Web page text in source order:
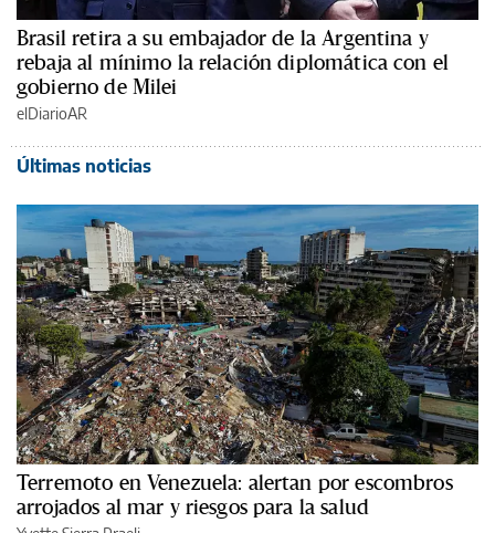
Brasil retira a su embajador de la Argentina y
rebaja al mínimo la relación diplomática con el
gobierno de Milei
elDiarioAR
Últimas noticias
Terremoto en Venezuela: alertan por escombros
arrojados al mar y riesgos para la salud